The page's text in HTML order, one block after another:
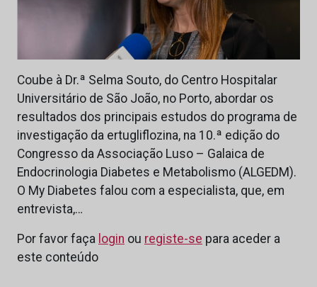
Coube à Dr.ª Selma Souto, do Centro Hospitalar
Universitário de São João, no Porto, abordar os
resultados dos principais estudos do programa de
investigação da ertugliflozina, na 10.ª edição do
Congresso da Associação Luso – Galaica de
Endocrinologia Diabetes e Metabolismo (ALGEDM).
O My Diabetes falou com a especialista, que, em
entrevista,…
Por favor faça login ou registe-se para aceder a
este conteúdo